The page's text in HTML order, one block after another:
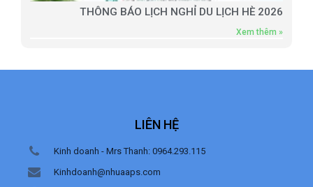
THÔNG BÁO LỊCH NGHỈ DU LỊCH HÈ 2026
Xem thêm »
LIÊN HỆ
Kinh doanh - Mrs Thanh: 0964.293.115
Kinhdoanh@nhuaaps.com